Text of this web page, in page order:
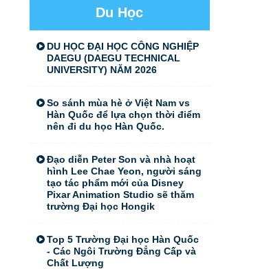
Du Học
DU HỌC ĐẠI HỌC CÔNG NGHIỆP
DAEGU (DAEGU TECHNICAL
UNIVERSITY) NĂM 2026
So sánh mùa hè ở Việt Nam vs
Hàn Quốc để lựa chọn thời điểm
nên đi du học Hàn Quốc.
Đạo diễn Peter Son và nhà hoạt
hình Lee Chae Yeon, người sáng
tạo tác phẩm mới của Disney
Pixar Animation Studio sẽ thăm
trường Đại học Hongik
Top 5 Trường Đại học Hàn Quốc
- Các Ngôi Trường Đẳng Cấp và
Chất Lượng